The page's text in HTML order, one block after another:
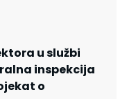
u službi
inspekcija
o